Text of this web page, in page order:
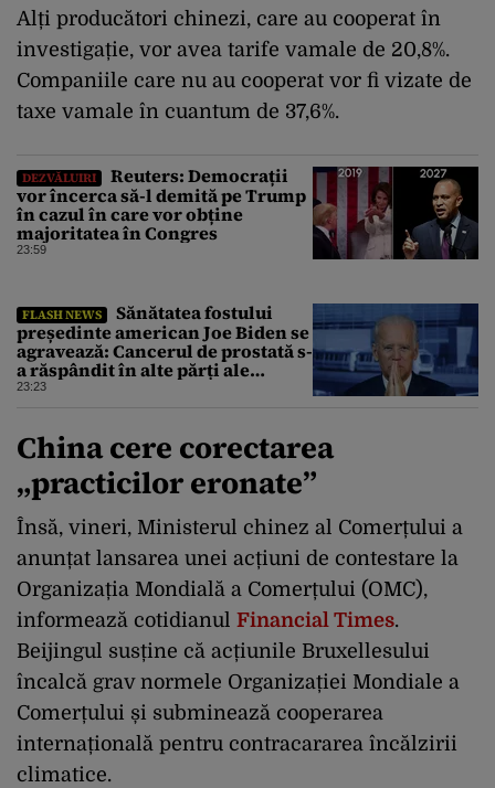
Alți producători chinezi, care au cooperat în
investigație, vor avea tarife vamale de 20,8%.
Companiile care nu au cooperat vor fi vizate de
taxe vamale în cuantum de 37,6%.
DEZVĂLUIRI
Reuters: Democrații
vor încerca să-l demită pe Trump
în cazul în care vor obține
majoritatea în Congres
23:59
FLASH NEWS
Sănătatea fostului
președinte american Joe Biden se
agravează: Cancerul de prostată s-
a răspândit în alte părți ale
corpului
23:23
China cere corectarea
„practicilor eronate”
Însă, vineri, Ministerul chinez al Comerțului a
anunțat lansarea unei acțiuni de contestare la
Organizația Mondială a Comerțului (OMC),
informează cotidianul Financial Times.
Beijingul susține că acțiunile Bruxellesului
încalcă grav normele Organizației Mondiale a
Comerțului și subminează cooperarea
internațională pentru contracararea încălzirii
climatice.